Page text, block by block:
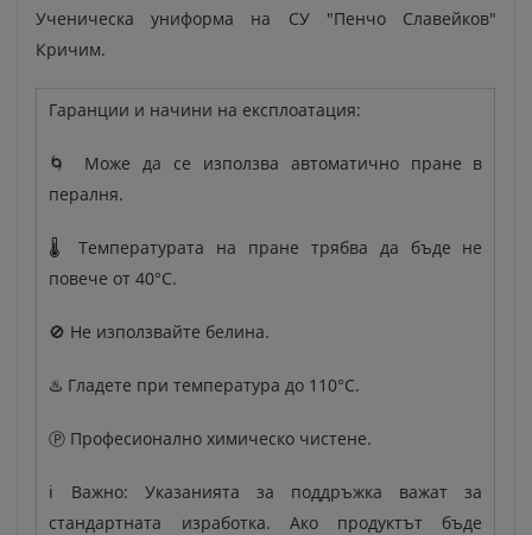
Ученическа униформа на СУ "Пенчо Славейков"
Кричим.
Гаранции и начини на експлоатация:
🌀 Може да се използва автоматично пране в
пералня.
🌡️ Температурата на пране трябва да бъде не
повече от 40°C.
🚫 Не използвайте белина.
♨️ Гладете при температура до 110°C.
Ⓟ Професионално химическо чистене.
ℹ️ Важно: Указанията за поддръжка важат за
стандартната изработка. Ако продуктът бъде